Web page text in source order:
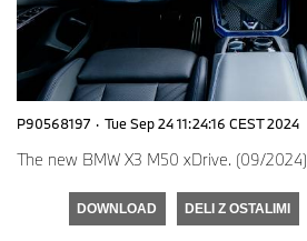
P90568197 · Tue Sep 24 11:24:16 CEST 2024
The new BMW X3 M50 xDrive. (09/2024)
DOWNLOAD DELI Z OSTALIMI